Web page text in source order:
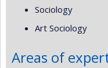
Sociology
Art Sociology
Areas of